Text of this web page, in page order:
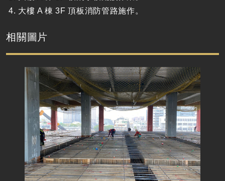
大樓 A 棟 3F 頂板消防管路施作。
相關圖片